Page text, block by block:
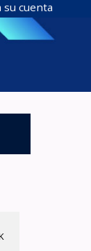
su cuenta